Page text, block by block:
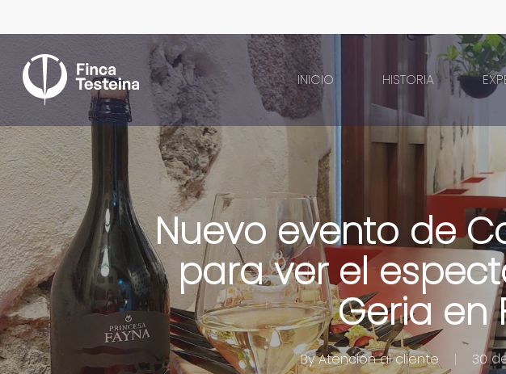
to
content
INICIO HISTORIA
Nuevo evento de
para ver el
Geria en
By Atención al cliente 30